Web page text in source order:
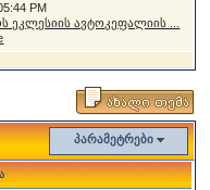
PM
ეკლესიის ავტოკეფალიის ...
პარამეტრები